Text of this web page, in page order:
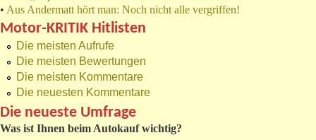
• Aus Andermatt hört man: Noch nicht alle vergriffen!
Motor-KRITIK Hitlisten
Die meisten Aufrufe
Die meisten Bewertungen
Die meisten Kommentare
Die neuesten Kommentare
Die neueste Umfrage
Was ist Ihnen beim Autokauf wichtig?